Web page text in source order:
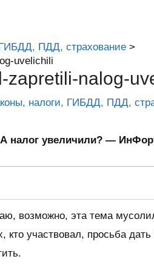
ПДД, страхование
uvelichili
zapretili-nalog-
налоги, ГИБДД, ПДД,
налог увеличили? —
возможно, эта тема
кто участвовал, просьба